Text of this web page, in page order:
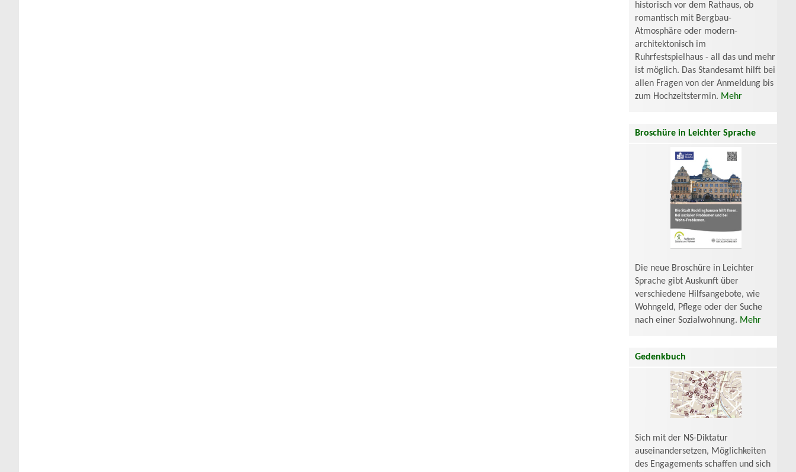
historisch vor dem Rathaus, ob
romantisch mit Bergbau-
Atmosphäre oder modern-
architektonisch im
Ruhrfestspielhaus - all das und mehr
ist möglich. Das Standesamt hilft bei
allen Fragen von der Anmeldung bis
zum Hochzeitstermin. Mehr
Broschüre in Leichter Sprache
Die neue Broschüre in Leichter
Sprache gibt Auskunft über
verschiedene Hilfsangebote, wie
Wohngeld, Pflege oder der Suche
nach einer Sozialwohnung. Mehr
Gedenkbuch
Sich mit der NS-Diktatur
auseinandersetzen, Möglichkeiten
des Engagements schaffen und sich